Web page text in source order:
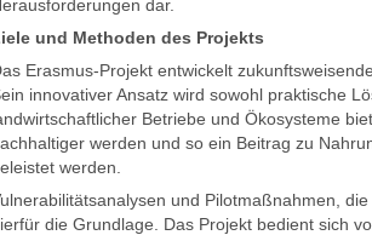
dar.
und Methoden des Projekts
Erasmus-Projekt entwickelt
innovativer Ansatz wird sowohl praktische
Betriebe und Ökosysteme
werden und so ein Beitrag zu
werden.
und Pilotmaßnahmen,
die Grundlage. Das Projekt bedient sich